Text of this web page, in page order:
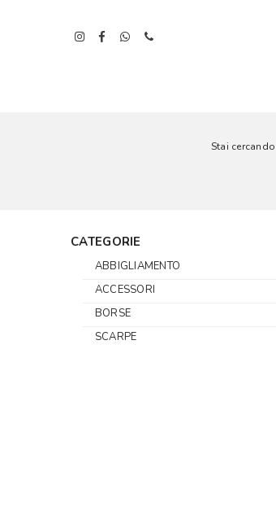
Stai
CATEGORIE
ABBIGLIAMENTO
ACCESSORI
BORSE
SCARPE